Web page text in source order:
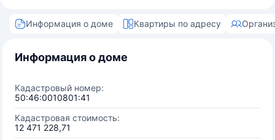
Информация о доме Квартиры по адресу
Информация о доме
Кадастровый номер:
50:46:0010801:41
Кадастровая стоимость:
12 471 228,71